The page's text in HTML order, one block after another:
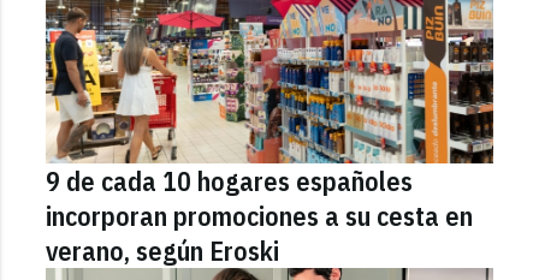
9 de cada 10 hogares españoles
incorporan promociones a su cesta en
verano, según Eroski